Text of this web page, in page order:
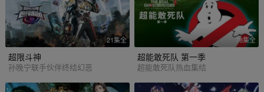
21集全
超限斗神
孙晚宁联手伙伴终结幻恶
78集全
超能敢死队 第一季
超能敢死队热血集结